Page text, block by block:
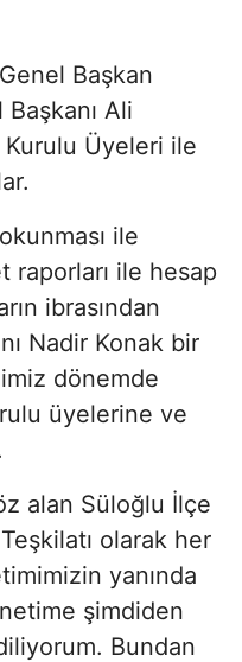
Başkan
Başkanı Ali
Kurulu Üyeleri ile
ile
raporları ile hesap
ibrasından
Nadir Konak bir
dönemde
üyelerine ve
alan Süloğlu İlçe
olarak her
yanında
şimdiden
Bundan